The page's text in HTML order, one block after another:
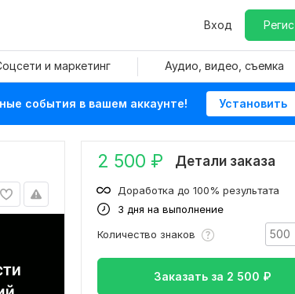
Вход
и маркетинг Аудио, видео, съемка
события в вашем аккаунте! Установить
2 500 ₽ Детали заказа
3 дня на выполнение
Доработка до 100% результата
Количество знаков
Заказать за 2 500 ₽